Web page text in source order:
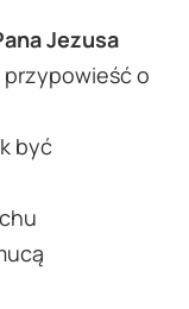
Jezusa
o
być